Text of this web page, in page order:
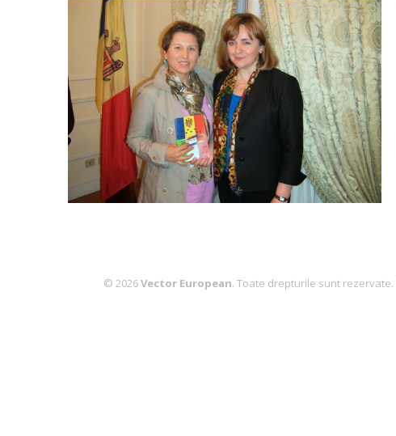
© 2026Vector European. Toate drepturile sunt rezervate.